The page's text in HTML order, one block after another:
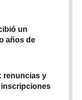
un
años de
renuncias y
inscripciones